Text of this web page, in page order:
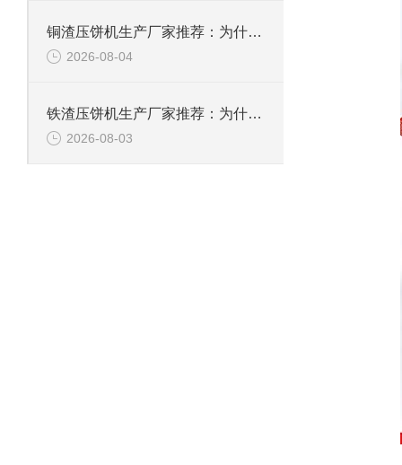
铜渣压饼机生产厂家推荐：为什么恩派特成为众多企业的信赖？
2026-08-04
铁渣压饼机生产厂家推荐：为什么恩派特成为众多企业的优选？
2026-08-03